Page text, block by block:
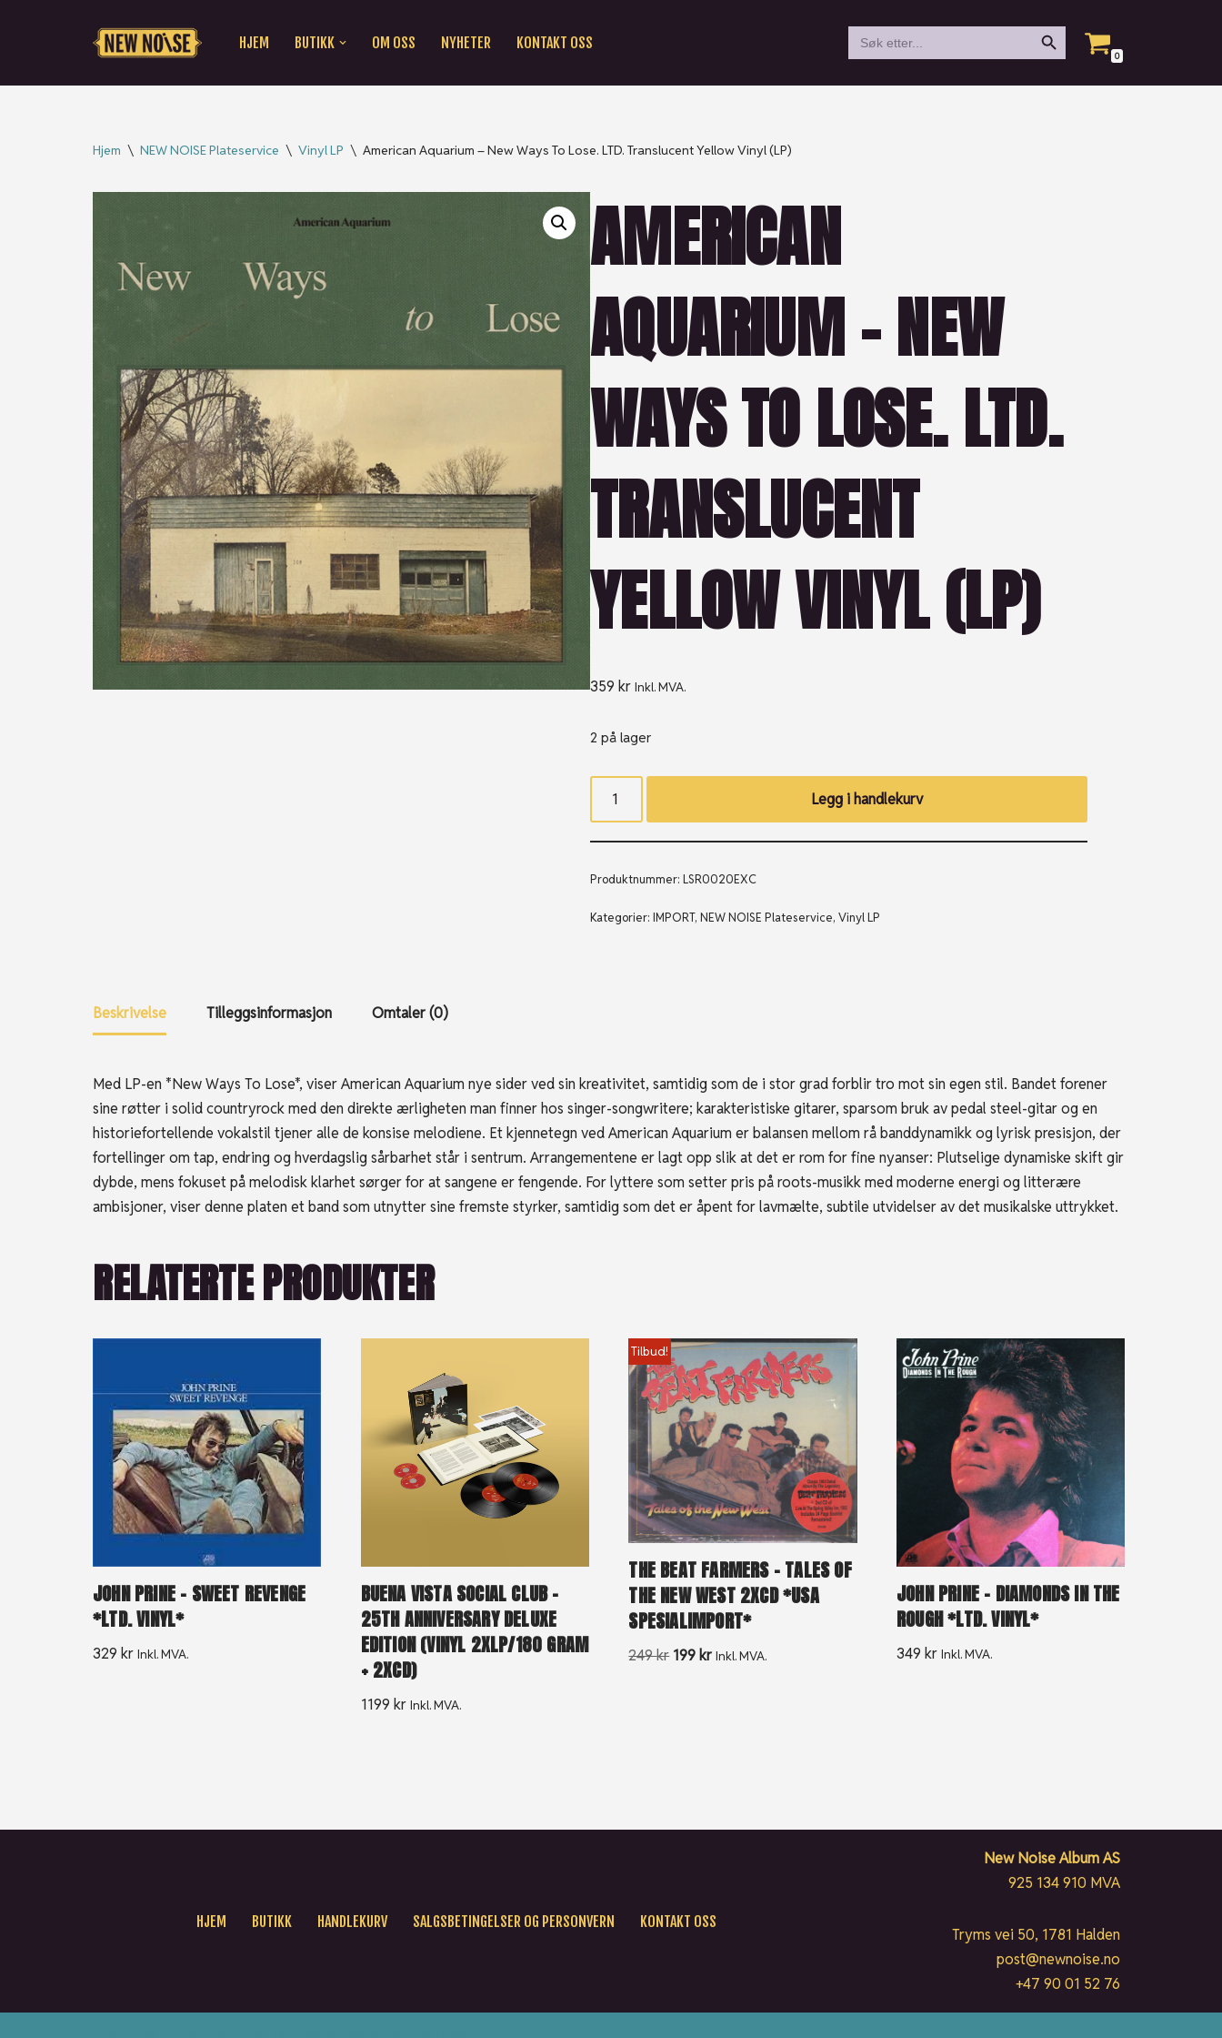
HJEM BUTIKK OM OSS NYHETER KONTAKT OSS
Search
for:
Search Button
0
Hjem \ NEW NOISE Plateservice \ Vinyl LP \ American Aquarium – New Ways To Lose. LTD. Translucent Yellow Vinyl (LP)
AMERICAN
AQUARIUM – NEW
WAYS TO LOSE. LTD.
TRANSLUCENT
YELLOW VINYL (LP)
359 kr Inkl. MVA.
2 på lager
Legg i handlekurv
Produktnummer:LSR0020EXC
Kategorier:IMPORT,NEW NOISE Plateservice,Vinyl LP
Beskrivelse Tilleggsinformasjon Omtaler (0)
Med LP-en *New Ways To Lose*, viser American Aquarium nye sider ved sin kreativitet, samtidig som de i stor grad forblir tro mot sin egen stil. Bandet forener
sine røtter i solid countryrock med den direkte ærligheten man finner hos singer-songwritere; karakteristiske gitarer, sparsom bruk av pedal steel-gitar og en
historiefortellende vokalstil tjener alle de konsise melodiene. Et kjennetegn ved American Aquarium er balansen mellom rå banddynamikk og lyrisk presisjon, der
fortellinger om tap, endring og hverdagslig sårbarhet står i sentrum. Arrangementene er lagt opp slik at det er rom for fine nyanser: Plutselige dynamiske skift gir
dybde, mens fokuset på melodisk klarhet sørger for at sangene er fengende. For lyttere som setter pris på roots-musikk med moderne energi og litterære
ambisjoner, viser denne platen et band som utnytter sine fremste styrker, samtidig som det er åpent for lavmælte, subtile utvidelser av det musikalske uttrykket.
RELATERTE PRODUKTER
JOHN PRINE – SWEET REVENGE
*LTD. VINYL*
329 kr Inkl. MVA.
BUENA VISTA SOCIAL CLUB –
25TH ANNIVERSARY DELUXE
EDITION (VINYL 2XLP/180 GRAM
+ 2XCD)
1199 kr Inkl. MVA.
Tilbud!
THE BEAT FARMERS – TALES OF
THE NEW WEST 2XCD *USA
SPESIALIMPORT*
249kr 199kr Inkl. MVA.
JOHN PRINE – DIAMONDS IN THE
ROUGH *LTD. VINYL*
349kr Inkl. MVA.
HJEM BUTIKK HANDLEKURV SALGSBETINGELSER OG PERSONVERN KONTAKT OSS
New Noise Album AS
925 134 910 MVA
Tryms vei 50, 1781 Halden
post@newnoise.no
+47 90 01 52 76